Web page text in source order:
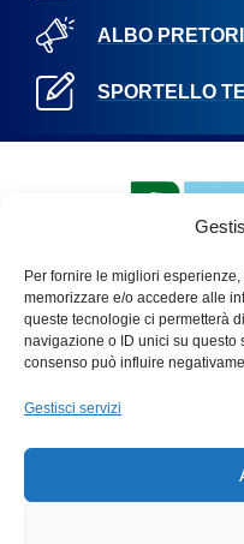
Per fornire le migliori
memorizzare e/o accedere alle
queste tecnologie ci permetterà
navigazione o ID unici su questo
consenso può influire
Gestisci servizi
ALBO
SPORTELLO
PARCO ADDA NORD
20056 – Trezzo sull’Adda